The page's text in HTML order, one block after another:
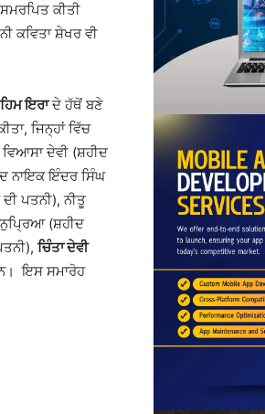
ਕੀਤੀ
ਕਵਿਤਾ ਸ਼ੇਖਰ ਵੀ
ਇਰਾਦੇ ਹੱਥੋਂ ਬਣੇ
ਜਿਨ੍ਹਾਂ ਵਿੱਚ
ਦੇਵੀ (ਸ਼ਹੀਦ
ਨਾਇਕ ਇੰਦਰ ਸਿੰਘ
ਪਤਨੀ), ਨੀਤੂ
(ਸ਼ਹੀਦ
ਚਿੰਤਾ ਦੇਵੀ
ਇਸ ਸਮਾਰੋਹ